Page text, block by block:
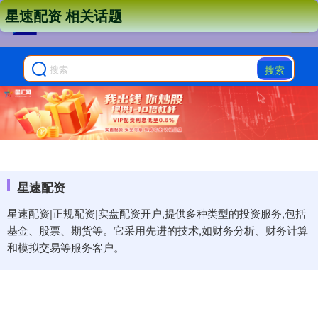
搜索
星速配资
星速配资|正规配资|实盘配资开户,提供多种类型的投资服务,包括
基金、股票、期货等。它采用先进的技术,如财务分析、财务计算
和模拟交易等服务客户。
星速配资 相关话题